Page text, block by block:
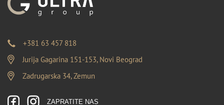
+381 63 457 818
Jurija Gagarina 151-153, Novi Beograd
Zadrugarska 34, Zemun
ZAPRATITE NAS